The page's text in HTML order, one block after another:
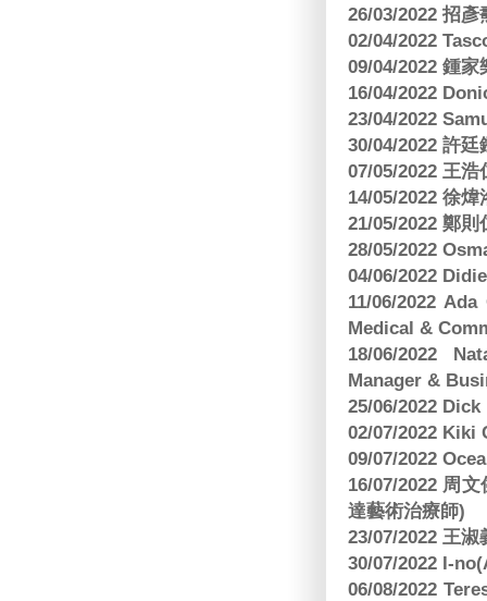
26/03/2022 招
02/04/2022
09/04/2022 鍾
16/04/2022
23/04/2022
30/04/2022 許
07/05/2022 王
14/05/2022 徐
21/05/2022 鄭
28/05/2022
04/06/2022
11/06/2022
Medical &
18/06/2022
Manager &
25/06/2022
02/07/2022 Kiki
09/07/2022
16/07/2022 周
達藝術治療師)
23/07/2022 王
30/07/2022 I-
06/08/2022